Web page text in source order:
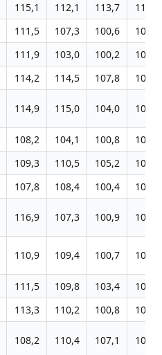
115,1 112,1 113,7
114,6
111,5 107,3 100,6
100,3
111,9 103,0 100,2
101,2
114,2 114,5 107,8
108,6
114,9 115,0 104,0 105,7
108,2 104,1 100,8
100,6
109,3 110,5 105,2
106,8
107,8 108,4 100,4
100,3
116,9 107,3 100,9 100,7
110,9 109,4 100,7 101,1
111,5 109,8 103,4
104,4
113,3 110,2 100,8
100,5
108,2 110,4 107,1 104,0